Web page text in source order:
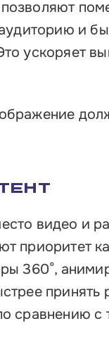
и
ускоряет
видео и
приоритет
360°,
принять
сравнению с